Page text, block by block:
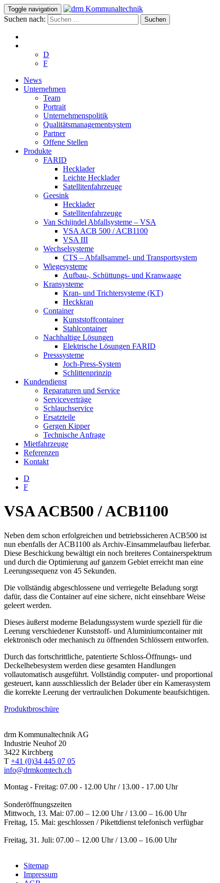
Toggle navigation
Suchen nach:
D
F
News
Unternehmen
Team
Portrait
Unternehmenspolitik
Qualitätsmanagementsystem
Partner
Offene Stellen
Produkte
FARID
Hecklader
Leichte Hecklader
Satellitenfahrzeuge
Geesink
Hecklader
Satellitenfahrzeuge
Van Schijndel Abfallsysteme – VSA
VSA ACB 500 / ACB1100
VSA III
Wechselsysteme
CTS – Abfallsammel- und Transportsystem
Wiegesysteme
Aufbau-, Schüttungs- und Kranwaage
Kransysteme
Kran- und Trichtersysteme (KT)
Heckkran
Container
Kunststoffcontainer
Stahlcontainer
Nachhaltige Lösungen
Elektrische Lösungen FARID
Presssysteme
Joch-Press-System
Schlittenprinzip
Kundendienst
Reparaturen und Service
Serviceverträge
Schlauchservice
Ersatzteile
Gergen Kipper
Technische Anfrage
Mietfahrzeuge
Referenzen
Kontakt
D
F
VSA ACB500 / ACB1100
Neben dem schon erfolgreichen und betriebssicheren ACB500 ist
nun ebenfalls der ACB1100 als Archiv-Einsammelaufbau lieferbar.
Diese Beschickung bewältigt ein noch breiteres Containerspektrum
und durch die Optimierung auf ganzem Gebiet erreicht man eine
Leerungssequenz von 45 Sekunden.
Die vollständig abgeschlossene und verriegelte Beladung sorgt
dafür, dass die Container auf eine sichere, nicht einsehbare Weise
geleert werden.
Dieses äußerst moderne Beladungssystem wurde speziell für die
Leerung verschiedener Kunststoff- und Aluminiumcontainer mit
elektronisch oder mechanisch zu öffnenden Schlössern entworfen.
Durch das fortschrittliche, patentierte Schloss-Öffnungs- und
Deckelhebesystem werden diese gesamten Handlungen
vollautomatisch ausgeführt. Vollständig computer- und proportional
gesteuert, kann ausschliesslich der Belader über ein Kamerasystem
die korrekte Leerung der vertraulichen Dokumente beaufsichtigen.
Produktbroschüre
drm Kommunaltechnik AG
Industrie Neuhof 20
3422 Kirchberg
T +41 (0)34 445 07 05
info@drmkomtech.ch
Montag - Freitag: 07.00 - 12.00 Uhr / 13.00 - 17.00 Uhr
Sonderöffnungszeiten
Mittwoch, 13. Mai: 07.00 – 12.00 Uhr / 13.00 – 16.00 Uhr
Freitag, 15. Mai: geschlossen / Pikettdienst telefonisch verfügbar
Freitag, 31. Juli: 07.00 – 12.00 Uhr / 13.00 – 16.00 Uhr
Sitemap
Impressum